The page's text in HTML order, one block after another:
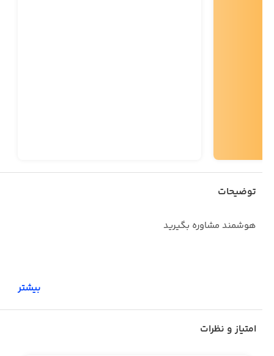
توضیحات
هوشمند مشاوره بگیرید
روانشناسی، تحصیل در خارج از کشور و استخدام
بیشتر
امتیاز و نظرات